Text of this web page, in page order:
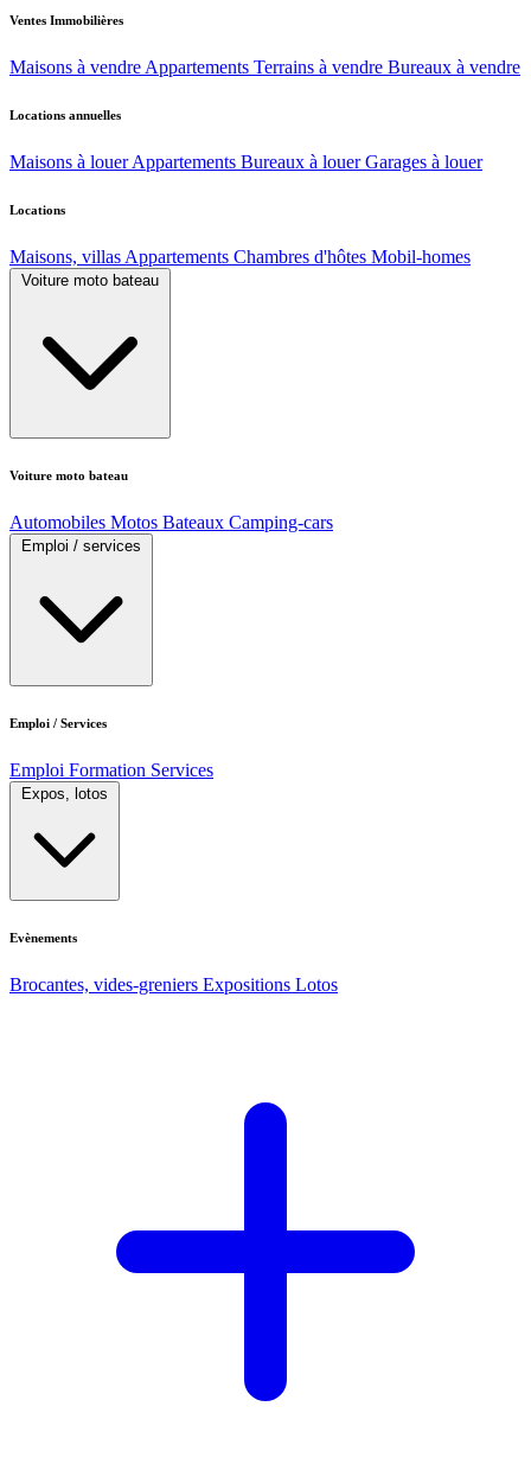
Ventes Immobilières
Maisons à vendre Appartements Terrains à vendre Bureaux à vendre
Locations annuelles
Maisons à louer Appartements Bureaux à louer Garages à louer
Locations
Maisons, villas Appartements Chambres d'hôtes Mobil-homes
Voiture moto bateau
Voiture moto bateau
Automobiles Motos Bateaux Camping-cars
Emploi / services
Emploi / Services
Emploi Formation Services
Expos, lotos
Evènements
Brocantes, vides-greniers Expositions Lotos